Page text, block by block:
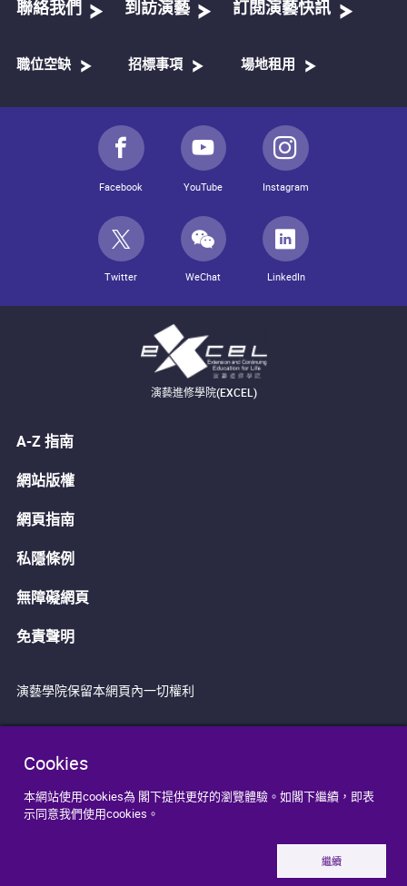
Cookies
本網站使用cookies為 閣下提供更好的瀏覽體驗。如閣下繼續，即表
示同意我們使用cookies。
繼續
聯絡我們 到訪演藝 訂閱演藝快訊
職位空缺 招標事項 場地租用
Facebook YouTube Instagram
Twitter WeChat LinkedIn
演藝進修學院(EXCEL)
A-Z 指南
網站版權
網頁指南
私隱條例
無障礙網頁
免責聲明
演藝學院保留本網頁內一切權利